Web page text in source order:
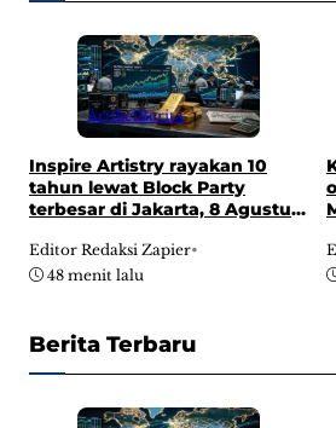
ArtikelBerita
Inspire Artistry rayakan 10
tahun lewat Block Party
terbesar di Jakarta, 8 Agustus
Editor Redaksi Zapier•
48 menit lalu
Berita Terbaru